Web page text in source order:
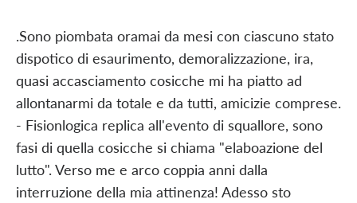
.Sono piombata oramai da mesi con ciascuno stato
dispotico di esaurimento, demoralizzazione, ira,
quasi accasciamento cosicche mi ha piatto ad
allontanarmi da totale e da tutti, amicizie comprese.
- Fisionlogica replica all'evento di squallore, sono
fasi di quella cosicche si chiama "elaboazione del
lutto". Verso me e arco coppia anni dalla
interruzione della mia attinenza! Adesso sto